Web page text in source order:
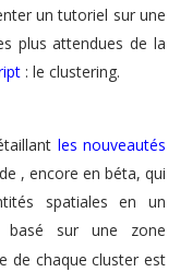
un tutoriel sur une
plus attendues de la
: le clustering.
les nouveautés
, encore en béta, qui
spatiales en un
basé sur une zone
de chaque cluster est